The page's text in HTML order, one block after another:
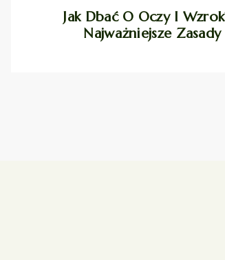
Jak Dbać O Oczy I
Najważniejsze Zasady